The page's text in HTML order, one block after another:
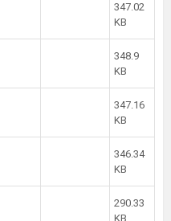
347.02
KB
348.9
KB
347.16
KB
346.34
KB
290.33
KB